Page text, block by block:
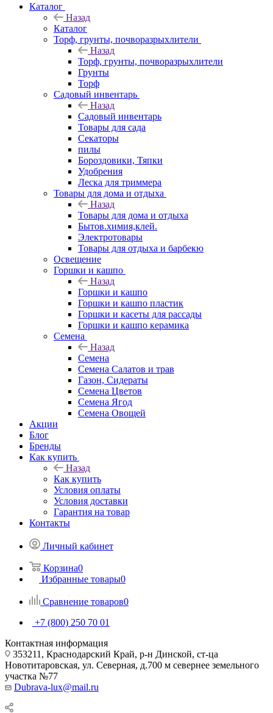
Каталог
Назад
Каталог
Торф, грунты, почворазрыхлители
Назад
Торф, грунты, почворазрыхлители
Грунты
Торф
Садовый инвентарь
Назад
Садовый инвентарь
Товары для сада
Секаторы
пилы
Бороздовики, Тяпки
Удобрения
Леска для триммера
Товары для дома и отдыха
Назад
Товары для дома и отдыха
Бытов.химия,клей.
Электротовары
Товары для отдыха и барбекю
Освещение
Горшки и кашпо
Назад
Горшки и кашпо
Горшки и кашпо пластик
Горшки и касеты для рассады
Горшки и кашпо керамика
Семена
Назад
Семена
Семена Салатов и трав
Газон, Сидераты
Семена Цветов
Семена Ягод
Семена Овощей
Акции
Блог
Бренды
Как купить
Назад
Как купить
Условия оплаты
Условия доставки
Гарантия на товар
Контакты
Личный кабинет
Корзина0
Избранные товары0
Сравнение товаров0
+7 (800) 250 70 01
Контактная информация
353211, Краснодарский Край, р-н Динской, ст-ца
Новотитаровская, ул. Северная, д.700 м севернее земельного
участка №77
Dubrava-lux@mail.ru